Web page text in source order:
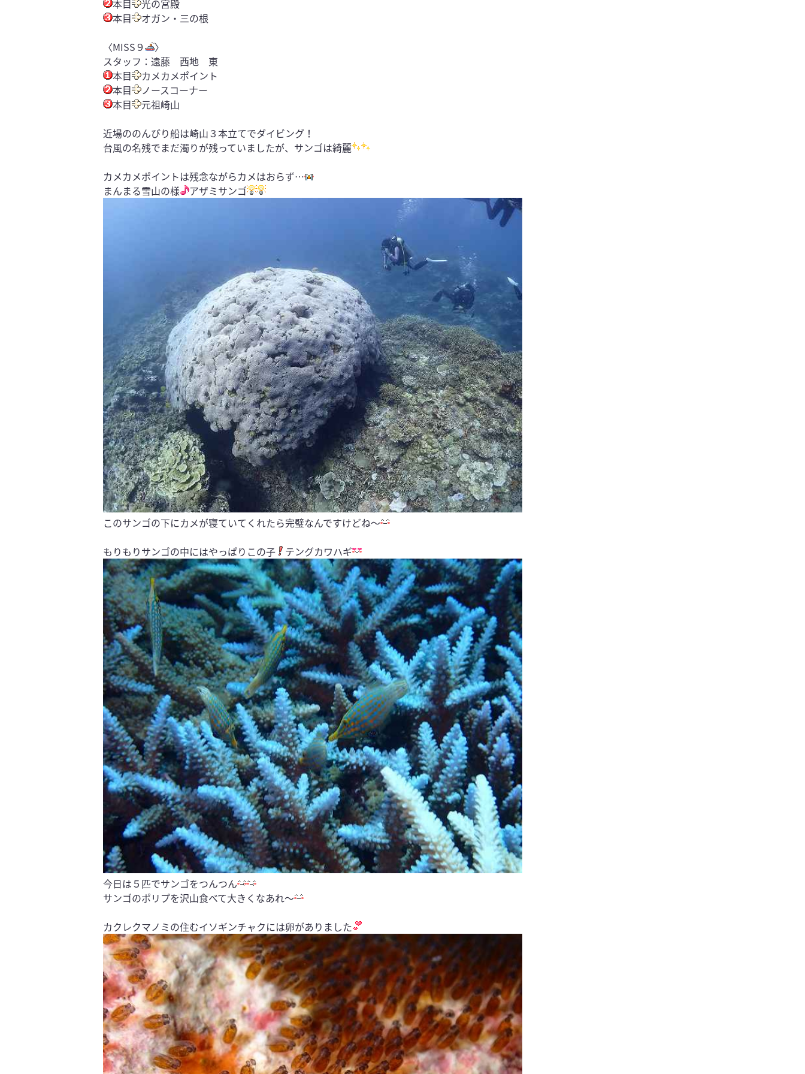
本目
光の宮殿
本目
オガン・三の根
〈MISS９
〉
スタッフ：遠藤 西地 東
本目
カメカメポイント
本目
ノースコーナー
本目
元祖崎山
近場ののんびり船は崎山３本立てでダイビング！
台風の名残でまだ濁りが残っていましたが、サンゴは綺麗
カメカメポイントは残念ながらカメはおらず…
まんまる雪山の様
アザミサンゴ
このサンゴの下にカメが寝ていてくれたら完璧なんですけどね～
もりもりサンゴの中にはやっぱりこの子
テングカワハギ
今日は５匹でサンゴをつんつん
サンゴのポリプを沢山食べて大きくなあれ～
カクレクマノミの住むイソギンチャクには卵がありました